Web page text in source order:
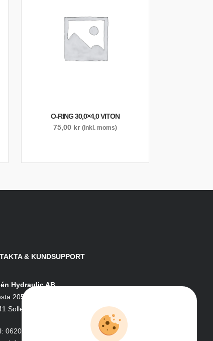
O-RING 30,0×4,0 VITON
75,00 kr (inkl. moms)
& KUNDSUPPORT
Hydraulic AB
205
Sollefteå
0620-161 41